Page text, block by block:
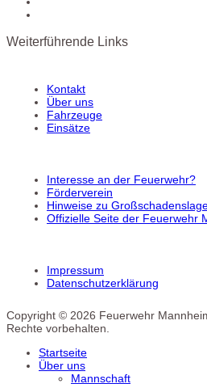
Weiterführende Links
Kontakt
Über uns
Fahrzeuge
Einsätze
Interesse an der Feuerwehr?
Förderverein
Hinweise zu
Offizielle Seite der Feuerwehr
Impressum
Datenschutzerklärung
Copyright © 2026 Feuerwehr
Rechte vorbehalten.
Startseite
Über uns
Mannschaft